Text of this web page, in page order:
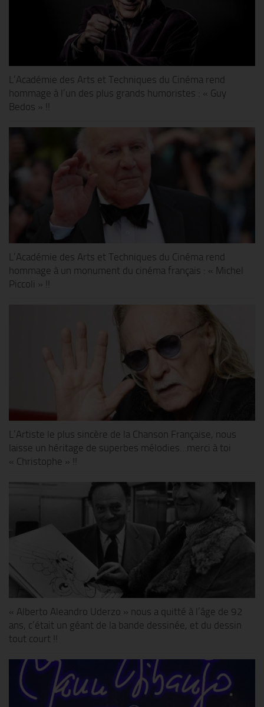
L’Académie des Arts et Techniques du Cinéma rend
hommage à l’un des plus grands humoristes : « Guy
Bedos » !!
L’Académie des Arts et Techniques du Cinéma rend
hommage à un monument du cinéma français : « Michel
Piccoli » !!
L’Artiste le plus sincère de la Chanson Française, nous
laisse un héritage de superbes mélodies…merci à toi
« Christophe » !!
« Alberto Aleandro Uderzo » nous a quitté à l’âge de 92
ans, c’était un géant de la bande dessinée, et du dessin
tout court !!